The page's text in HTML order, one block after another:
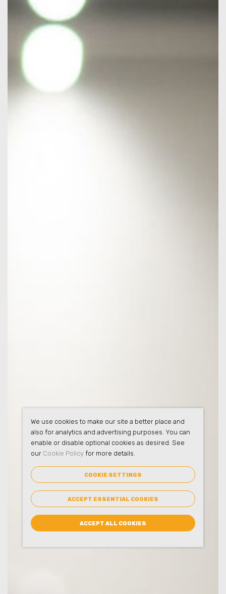
We use cookies to make our site a better place and
also for analytics and advertising purposes. You can
enable or disable optional cookies as desired. See
our Cookie Policyfor more details.
COOKIE SETTINGS
ACCEPT ESSENTIAL COOKIES
ACCEPT ALL COOKIES